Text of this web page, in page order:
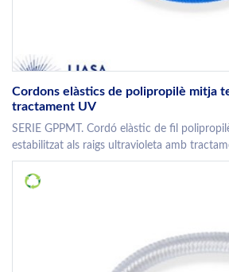
Cordons elàstics de polipropilè mitja
tractament UV
SERIE GPPMT. Cordó elàstic de fil
estabilitzat als raigs ultravioleta amb